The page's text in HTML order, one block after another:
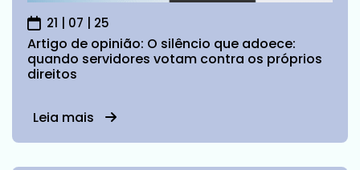
21 | 07 | 25
Artigo de opinião: O silêncio que adoece:
quando servidores votam contra os próprios
direitos
Leia mais